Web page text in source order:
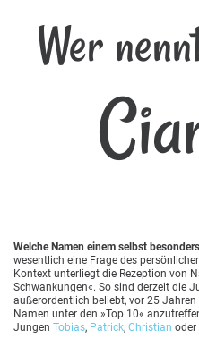
Wer
Welche Namen einem selbst
wesentlich eine Frage des
Kontext unterliegt die Rezeption von
Schwankungen«. So sind derzeit die
außerordentlich beliebt, vor 25
Namen unter den »Top 10«
Jungen Tobias, Patrick, Christian oder